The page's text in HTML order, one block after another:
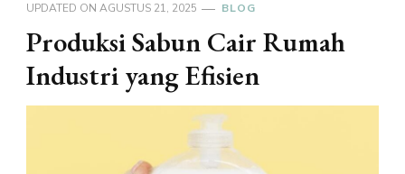
UPDATED ON AGUSTUS 21, 2025 BLOG
Produksi Sabun Cair Rumah
Industri yang Efisien